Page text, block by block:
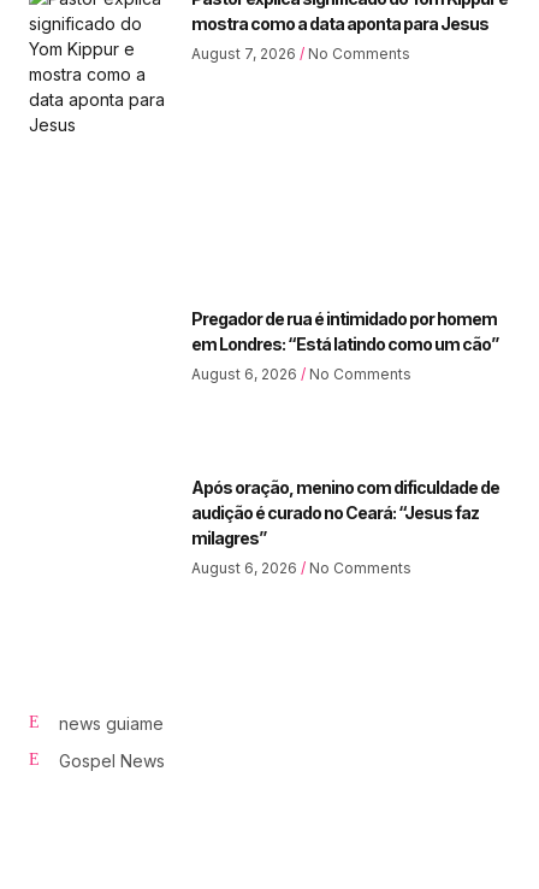
mostra como a data aponta para Jesus
August 7, 2026 No Comments
Pregador de rua é intimidado por homem
em Londres: “Está latindo como um cão”
August 6, 2026 No Comments
Após oração, menino com dificuldade de
audição é curado no Ceará: “Jesus faz
milagres”
August 6, 2026 No Comments
news guiame
Gospel News